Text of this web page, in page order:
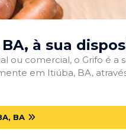
, à sua
ou comercial, o Grifo é a
em Itiúba, BA,
BA